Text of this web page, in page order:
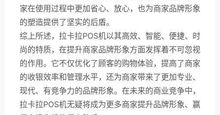
家在使用过程中更加省心、放心，也为商家品牌形象
的塑造提供了坚实的后盾。
综上所述，拉卡拉POS机以其高效、智能、便捷、时
尚的特质，在提升商家品牌形象方面发挥着不可忽视
的作用。它不仅优化了顾客的购物体验，提高了商家
的收银效率和管理水平，还为商家带来了更加专业、
现代、有竞争力的品牌形象。在未来的商业竞争中，
拉卡拉POS机无疑将成为更多商家提升品牌形象、赢